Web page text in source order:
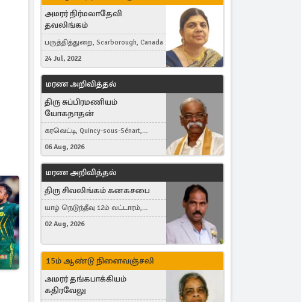
அமரர் நிர்மலாதேவி
தவலிங்கம்
பருத்தித்துறை, Scarborough, Canada
24 Jul, 2022
மரண அறிவித்தல்
திரு சுப்பிரமணியம்
யோகநாதன்
கரவெட்டி, Quincy-sous-Sénart,
France
06 Aug, 2026
மரண அறிவித்தல்
திரு சிவலிங்கம் கனகசபை
யாழ் நெடுந்தீவு 12ம் வட்டாரம்,
Jaffna, நயினாதீவு, London, United
02 Aug, 2026
15ம் ஆண்டு நினைவஞ்சலி
அமரர் தங்கபாக்கியம்
கதிரவேலு